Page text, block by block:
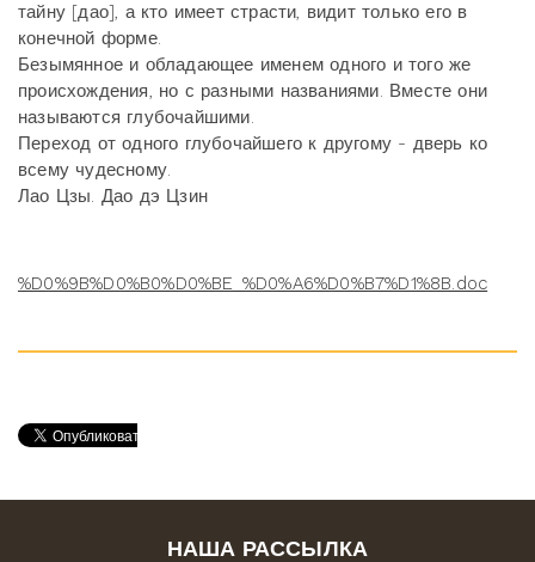
тайну [дао], а кто имеет страсти, видит только его в
конечной форме.
Безымянное и обладающее именем одного и того же
происхождения, но с разными названиями. Вместе они
называются глубочайшими.
Переход от одного глубочайшего к другому - дверь ко
всему чудесному.
Лао Цзы. Дао дэ Цзин
%D0%9B%D0%B0%D0%BE_%D0%A6%D0%B7%D1%8B.doc
НАША РАССЫЛКА